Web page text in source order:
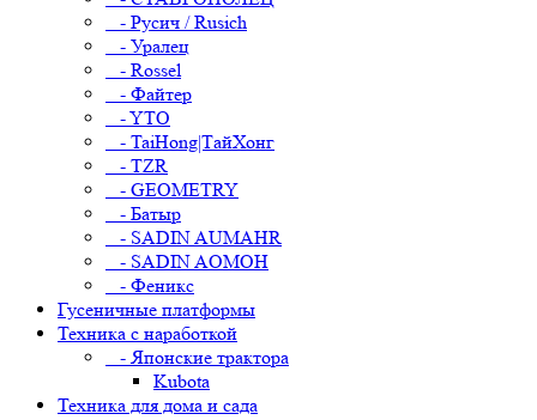
- Русич / Rusich
- Уралец
- Rossel
- Файтер
- YTO
- TaiHong|ТайХонг
- TZR
- GEOMETRY
- Батыр
- SADIN AUMAHR
- SADIN AOMOH
- Феникс
Гусеничные платформы
Техника с наработкой
- Японские трактора
Kubota
Техника для дома и сада